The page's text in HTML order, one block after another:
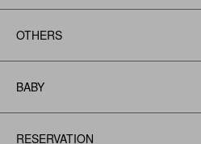
OTHERS
BABY
RESERVATION